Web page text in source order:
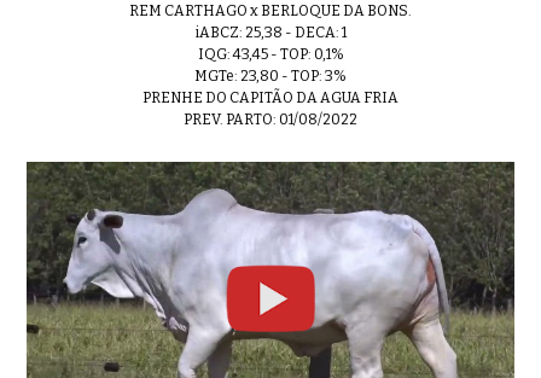
REM CARTHAGO x BERLOQUE DA BONS.
iABCZ: 25,38 - DECA: 1
IQG: 43,45 - TOP: 0,1%
MGTe: 23,80 - TOP: 3%
PRENHE DO CAPITÃO DA AGUA FRIA
PREV. PARTO: 01/08/2022